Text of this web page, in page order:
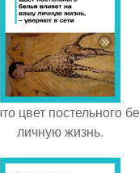
цвет постельного
личную жизнь.